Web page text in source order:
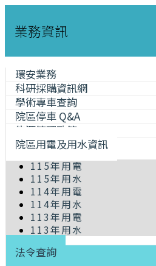
業務資訊
環安業務
科研採購資訊網
學術專車查詢
院區停車 Q&A
能源管理政策
院區用電及用水資訊
115年用電
115年用水
114年用電
114年用水
113年用電
113年用水
法令查詢